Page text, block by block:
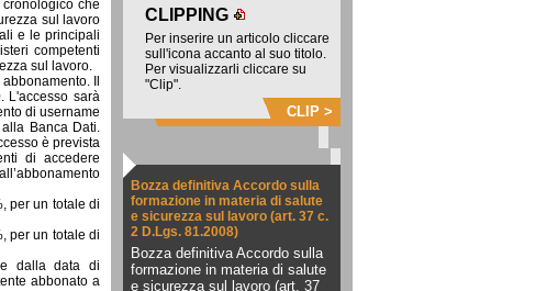
che
sul lavoro
e le principali
competenti
sul lavoro.
Il
L'accesso sarà
di username
Banca Dati.
è prevista
di accedere
per un totale di
per un totale di
dalla data di
abbonato a
CLIPPING
Per inserire un articolo cliccare
sull'icona accanto al suo titolo.
Per visualizzarli cliccare su
"Clip".
CLIP >
Bozza definitiva Accordo sulla
formazione in materia di salute
e sicurezza sul lavoro (art. 37 c.
2 D.Lgs. 81.2008)
Bozza definitiva Accordo sulla
formazione in materia di salute
e sicurezza sul lavoro (art. 37